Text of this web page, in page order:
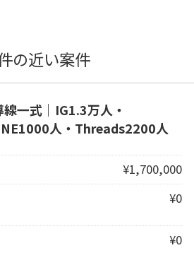
の近い案件
一式｜IG1.3万人・
人・Threads2200人
¥1,700,000
¥0
¥0